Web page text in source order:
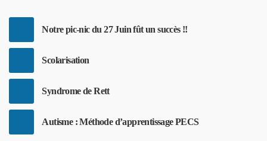
Notre pic-nic du 27 Juin fût un succès !!
Scolarisation
Syndrome de Rett
Autisme : Méthode d’apprentissage PECS